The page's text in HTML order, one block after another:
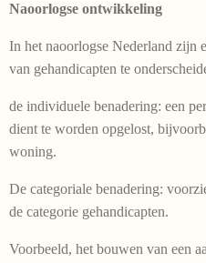
Naoorlogse ontwikkeling
In het naoorlogse Nederland zijn
van gehandicapten te
de individuele benadering: een
dient te worden opgelost,
woning.
De categoriale benadering:
de categorie gehandicapten.
Voorbeeld, het bouwen van een